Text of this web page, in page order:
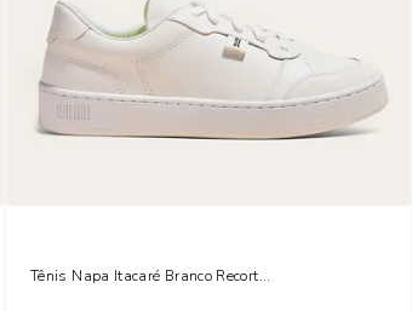
Tênis Napa Itacaré Branco Recortes